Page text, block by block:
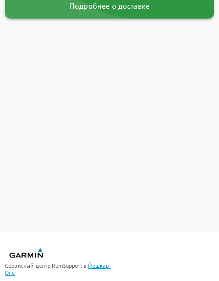
Подробнее о доставке
Сервисный центр RemSupport в Йошкар-
Оле